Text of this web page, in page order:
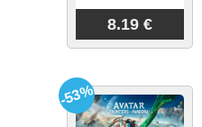
8.19 €
-53%